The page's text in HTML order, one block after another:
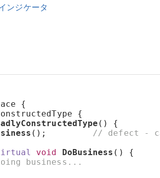
ンジケータ
{
{
() {
(); // defect -
void DoBusiness () {
business...